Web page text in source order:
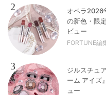
2
オペラ2026
の新色・限
ビュー
FORTUNE編
3
ジルスチュ
ーム アイズ
ュー